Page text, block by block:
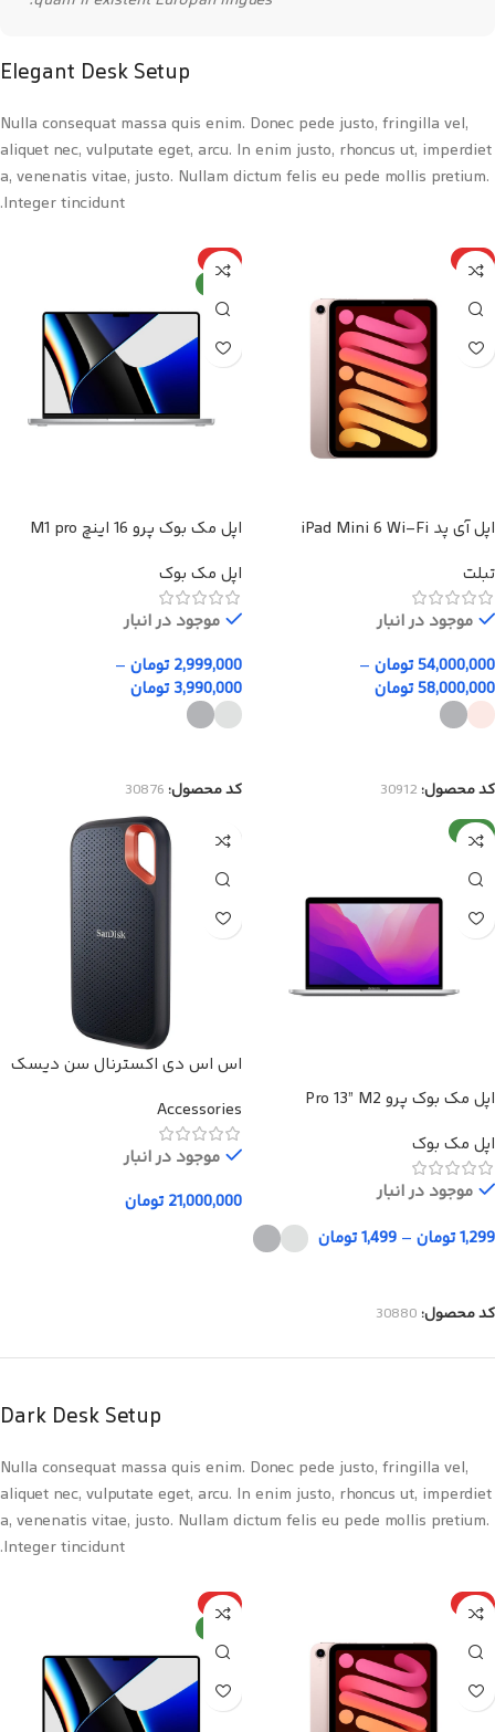
Elegant Desk Setup
Nulla consequat massa quis enim. Donec pede justo, fringilla vel,
aliquet nec, vulputate eget, arcu. In enim justo, rhoncus ut, imperdiet
a, venenatis vitae, justo. Nullam dictum felis eu pede mollis pretium.
Integer tincidunt.
ویژه
اپل آی پد iPad Mini 6 Wi-Fi
تبلت
موجود در انبار
54,000,000تومان –
58,000,000تومان
کد محصول:30912
ویژه
اپل مک بوک پرو 16 اینچ M1 pro
اپل مک بوک
موجود در انبار
2,999,000 تومان –
3,990,000 تومان
کد محصول:30876
جدید
اپل مک بوک پرو Pro 13” M2
اپل مک بوک
موجود در انبار
1,299تومان –
1,499تومان
کد محصول:30880
اس اس دی اکسترنال سن دیسک
Accessories
موجود در انبار
21,000,000 تومان
Dark Desk Setup
Nulla consequat massa quis enim. Donec pede justo, fringilla vel,
aliquet nec, vulputate eget, arcu. In enim justo, rhoncus ut, imperdiet
a, venenatis vitae, justo. Nullam dictum felis eu pede mollis pretium.
Integer tincidunt.
ویژه
ویژه